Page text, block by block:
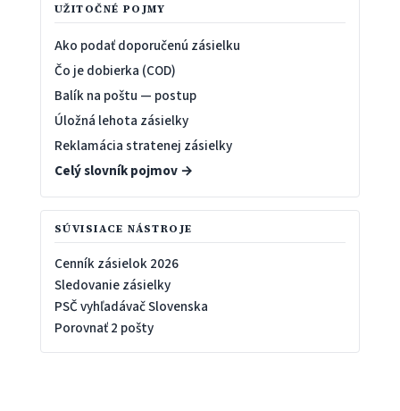
UŽITOČNÉ POJMY
Ako podať doporučenú zásielku
Čo je dobierka (COD)
Balík na poštu — postup
Úložná lehota zásielky
Reklamácia stratenej zásielky
Celý slovník pojmov →
SÚVISIACE NÁSTROJE
Cenník zásielok 2026
Sledovanie zásielky
PSČ vyhľadávač Slovenska
Porovnať 2 pošty